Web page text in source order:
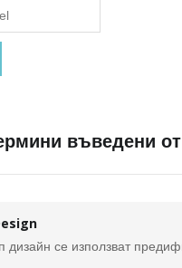
въведени от